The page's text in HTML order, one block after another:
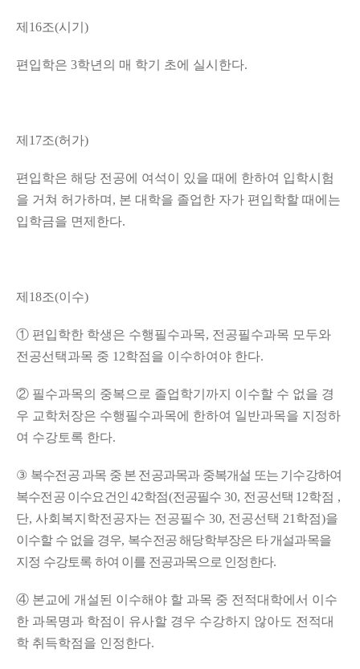
제 16조(시기 )
편입학은 3학년의 매 학기 초에 실시한다.
제 17조(허가)
편입학은 해당 전공에 여석이 있을 때에 한하여 입학시험
을 거쳐 허가하며 , 본 대학을 졸업한 자가 편입학할 때에는
입학금을 면제한다.
제 18조(이수)
① 편입학한 학생은 수행필수과목, 전공필수과목 모두와
전공선택과목 중 12학점을 이수하여야 한다.
② 필수과목의 중복으로 졸업학기까지 이수할 수 없을 경
우 교학처장은 수행필수과목에 한하여 일반과목을 지정하
여 수강토록 한다.
③ 복수전공 과목 중 본 전공과목과 중복개설 또는 기수강하여
복수전공 이수요건인42학점(전공필수 30, 전공선택 12학점 ,
단, 사회복지학전공자는 전공필수 30, 전공선택 21학점)을
이수할 수 없을 경우, 복수전공 해당학부장은 타 개설과목을
지정 수강토록 하여 이를 전공과목으로 인정한다.
④ 본교에 개설된 이수해야 할 과목 중 전적대학에서 이수
한 과목명과 학점이 유사할 경우 수강하지 않아도 전적대
학 취득학점을 인정한다.